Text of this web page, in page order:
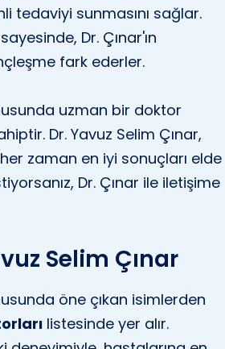
tedaviyi sunmasını sağlar.
Dr. Çınar'ın
fark ederler.
uzman bir doktor
Dr. Yavuz Selim Çınar,
zaman en iyi sonuçları elde
Dr. Çınar ile iletişime
Selim Çınar
öne çıkan isimlerden
listesinde yer alır.